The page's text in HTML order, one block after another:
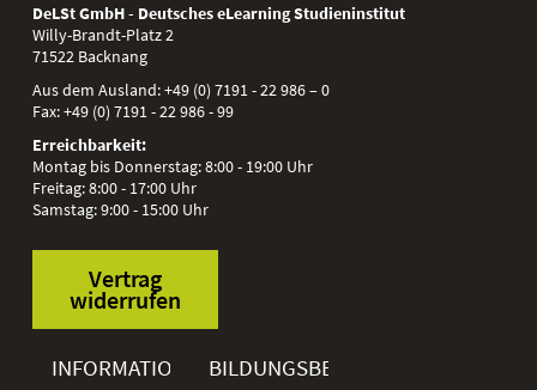
DeLSt GmbH - Deutsches eLearning Studieninstitut
Willy-Brandt-Platz 2
71522 Backnang
Aus dem Ausland:+49 (0) 7191 - 22 986 – 0
Fax:+49 (0) 7191 - 22 986 - 99
Erreichbarkeit:
Montag bis Donnerstag: 8:00 - 19:00 Uhr
Freitag: 8:00 - 17:00 Uhr
Samstag: 9:00 - 15:00 Uhr
Vertrag
widerrufen
INFORMATIONENBILDUNGSBEREICHE